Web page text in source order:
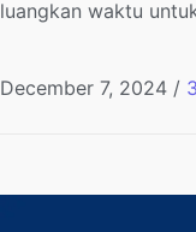
luangkan waktu
December 7, 2024 /